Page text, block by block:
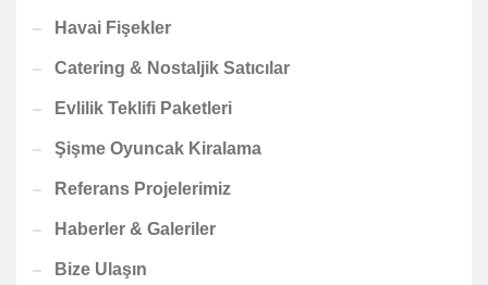
Havai Fişekler
Catering & Nostaljik Satıcılar
Evlilik Teklifi Paketleri
Şişme Oyuncak Kiralama
Referans Projelerimiz
Haberler & Galeriler
Bize Ulaşın